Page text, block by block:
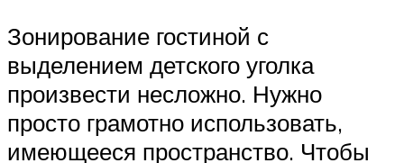
Зонирование гостиной с
выделением детского уголка
произвести несложно. Нужно
просто грамотно использовать,
имеющееся пространство. Чтобы